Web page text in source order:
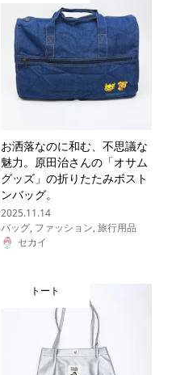
お洒落なのに和む、不思議な
魅力。原田治さんの「オサム
グッズ」の折りたたみボスト
ンバッグ。
2025.11.14
バッグ, ファッション,旅行用品
セカイ
トート